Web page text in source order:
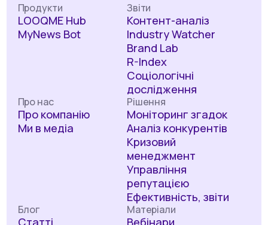
Продукти
LOOQME Hub
MyNews Bot
Звіти
Контент-аналіз
Industry Watcher
Brand Lab
R-Index
Соціологічні
дослідження
Рішення
Моніторинг згадок
Аналіз конкурентів
Кризовий
менеджмент
Управління
репутацією
Ефективність, звіти
Про нас
Про компанію
Ми в медіа
Матеріали
Вебінари
Блог
Статті